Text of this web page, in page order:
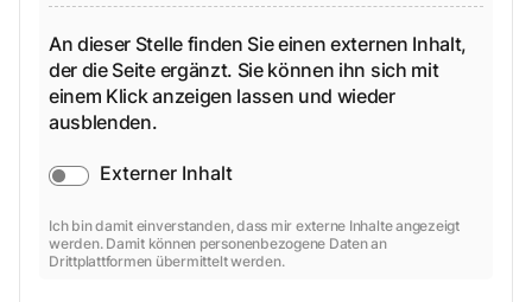
An dieser Stelle finden Sie einen externen Inhalt,
der die Seite ergänzt. Sie können ihn sich mit
einem Klick anzeigen lassen und wieder
ausblenden.
Externer Inhalt
Ich bin damit einverstanden, dass mir externe Inhalte angezeigt
werden. Damit können personenbezogene Daten an
Drittplattformen übermittelt werden.